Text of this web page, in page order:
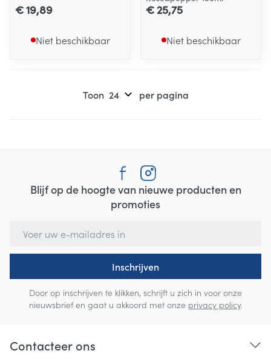
€ 19,89
Niet beschikbaar
€ 25,75
Niet beschikbaar
Toon per pagina
Blijf op de hoogte van nieuwe producten en
promoties
Inschrijven
Door op inschrijven te klikken, schrijft u zich in voor onze
nieuwsbrief en gaat u akkoord met onze privacy policy.
Contacteer ons